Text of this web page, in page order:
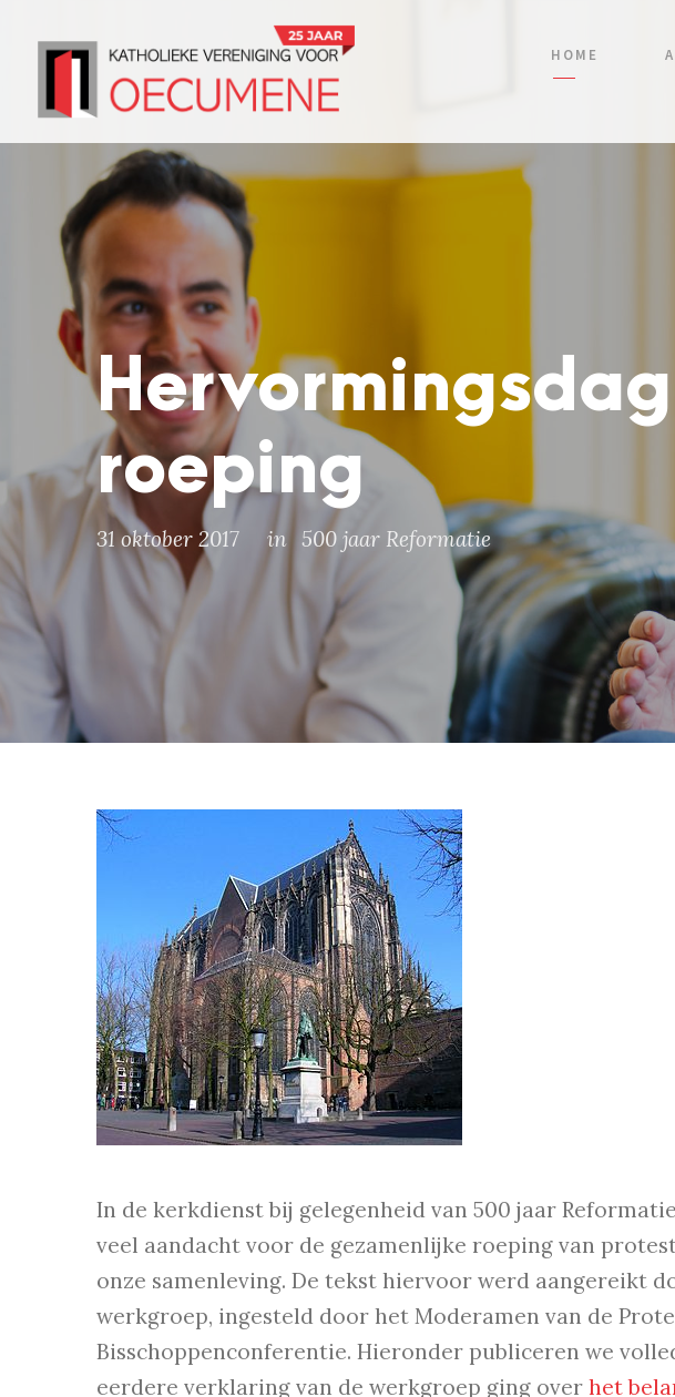
HOME
roeping
31 oktober 2017 in 500 jaar Reformatie
In de kerkdienst bij gelegenheid van 500 jaar
veel aandacht voor de gezamenlijke roeping van
onze samenleving. De tekst hiervoor werd aangereikt
werkgroep, ingesteld door het Moderamen van de
Bisschoppenconferentie. Hieronder publiceren we
eerdere verklaring van de werkgroep ging over het